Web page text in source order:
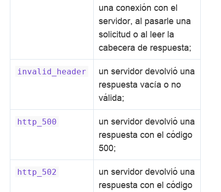
una conexión con el
servidor, al pasarle una
solicitud o al leer la
cabecera de respuesta;
invalid_header
un servidor devolvió una
respuesta vacía o no
válida;
http_500
un servidor devolvió una
respuesta con el código
500;
http_502
un servidor devolvió una
respuesta con el código